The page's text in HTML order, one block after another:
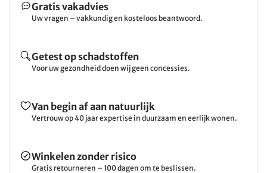
Gratis vakadvies
Uw vragen – vakkundig en kosteloos beantwoord.
Getest op schadstoffen
Voor uw gezondheid doen wij geen concessies.
Van begin af aan natuurlijk
Vertrouw op 40 jaar expertise in duurzaam en eerlijk wonen.
Winkelen zonder risico
Gratis retourneren – 100 dagen om te beslissen.